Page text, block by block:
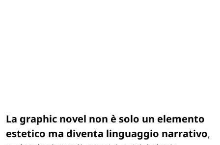
La graphic novel non è solo un elemento
estetico ma diventa linguaggio narrativo,